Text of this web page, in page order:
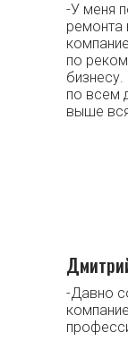
-У меня
ремонта
по
по всем
выше
-Давно